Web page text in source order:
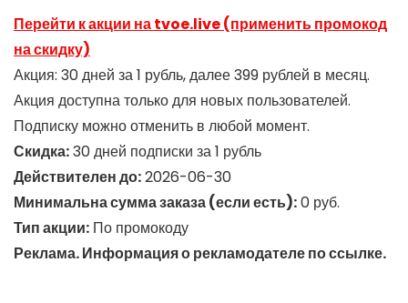
Перейти к акции на tvoe.live (применить промокод
на скидку)
Акция: 30 дней за 1 рубль, далее 399 рублей в месяц.
Акция доступна только для новых пользователей.
Подписку можно отменить в любой момент.
Скидка:30 дней подписки за 1 рубль
Действителен до:2026-06-30
Минимальна сумма заказа (если есть):0 руб.
Тип акции: По промокоду
Реклама. Информация о рекламодателе по ссылке.